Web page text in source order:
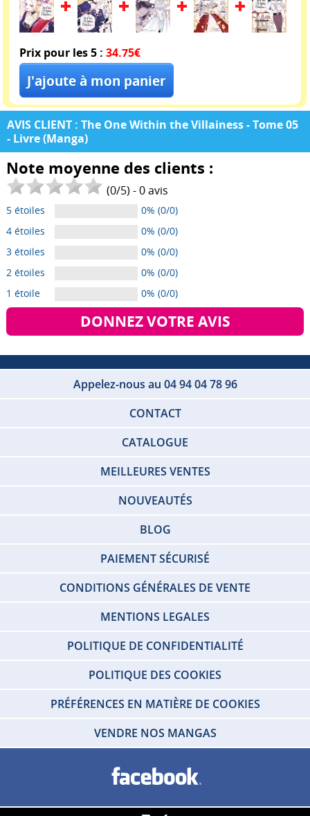
Prix pour les 5 : 34.75€
AVIS CLIENT : The One Within the Villainess - Tome 05
- Livre (Manga)
Note moyenne des clients :
(0/5) -0avis
5 étoiles
0% (0/0)
4 étoiles
0% (0/0)
3 étoiles
0% (0/0)
2 étoiles
0% (0/0)
1 étoile
0% (0/0)
DONNEZ VOTRE AVIS
Appelez-nous au 04 94 04 78 96
CONTACT
CATALOGUE
MEILLEURES VENTES
NOUVEAUTÉS
BLOG
PAIEMENT SÉCURISÉ
CONDITIONS GÉNÉRALES DE VENTE
MENTIONS LEGALES
POLITIQUE DE CONFIDENTIALITÉ
POLITIQUE DES COOKIES
PRÉFÉRENCES EN MATIÈRE DE COOKIES
VENDRE NOS MANGAS